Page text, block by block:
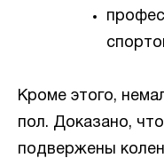
Кроме этого,
пол. Доказано,
подвержены